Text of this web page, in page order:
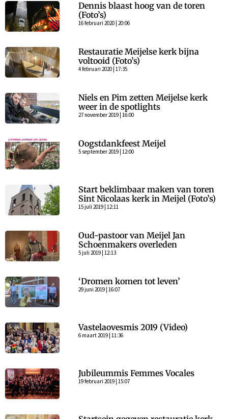
Dennis blaast hoog van de toren
(Foto’s)
16 februari 2020 | 20:06
Restauratie Meijelse kerk bijna
voltooid (Foto’s)
4 februari 2020 | 17:35
Niels en Pim zetten Meijelse kerk
weer in de spotlights
27 november 2019 | 16:00
Oogstdankfeest Meijel
5 september 2019 | 12:00
Start beklimbaar maken van toren
Sint Nicolaas kerk in Meijel (Foto’s)
15 juli 2019 | 12:11
Oud-pastoor van Meijel Jan
Schoenmakers overleden
5 juli 2019 | 12:13
‘Dromen komen tot leven’
29 juni 2019 | 16:07
Vastelaovesmis 2019 (Video)
6 maart 2019 | 11:36
Jubileummis Femmes Vocales
19 februari 2019 | 15:07